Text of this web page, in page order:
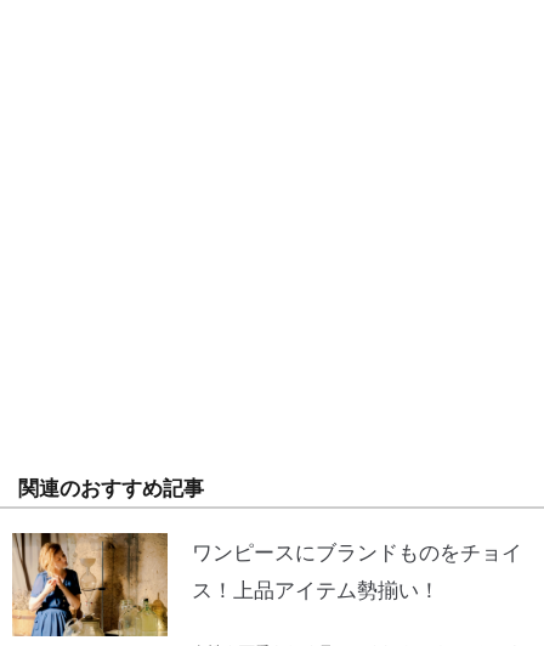
関連のおすすめ記事
ワンピースにブランドものをチョイ
ス！上品アイテム勢揃い！